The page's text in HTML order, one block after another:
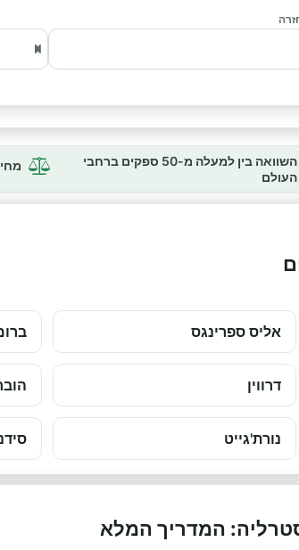
השוואה בין למעלה מ-50 ספקים ברחבי
העולם
אליס ספרינגס
דרווין
נורת'גייט
המדריך המלא